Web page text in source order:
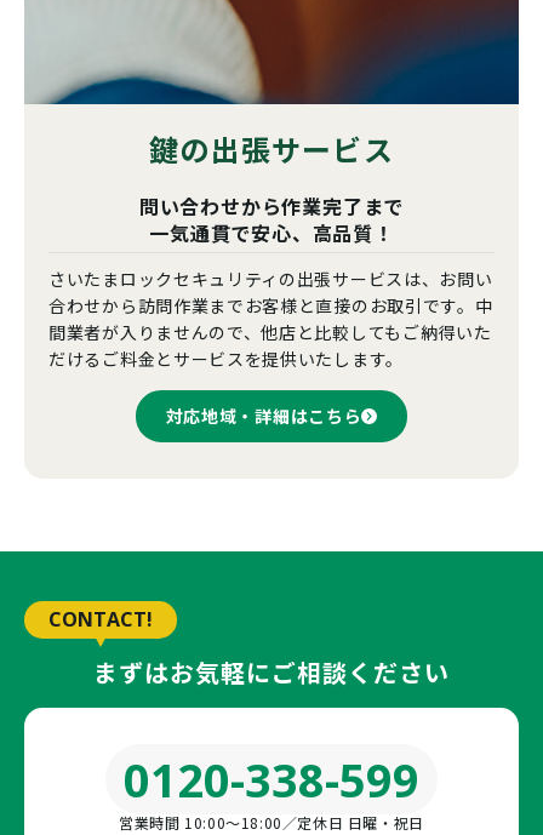
鍵の出張サービス
問い合わせから作業完了まで
一気通貫で安心、高品質！
さいたまロックセキュリティの出張サービスは、お問い
合わせから訪問作業までお客様と直接のお取引です。中
間業者が入りませんので、他店と比較してもご納得いた
だけるご料金とサービスを提供いたします。
対応地域・詳細はこちら
CONTACT!
まずはお気軽にご相談ください
0120-338-599
営業時間 10:00〜18:00／定休日 日曜・祝日